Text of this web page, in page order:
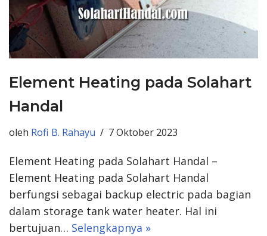
Element Heating pada Solahart
Handal
oleh Rofi B. Rahayu 7 Oktober 2023
Element Heating pada Solahart Handal –
Element Heating pada Solahart Handal
berfungsi sebagai backup electric pada bagian
dalam storage tank water heater. Hal ini
bertujuan… Selengkapnya »